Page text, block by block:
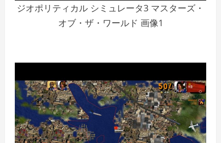
ジオポリティカル シミュレータ3 マスターズ・
オブ・ザ・ワールド 画像1